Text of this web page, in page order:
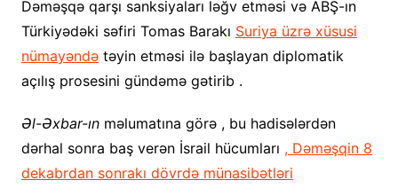
Dəməşqə qarşı sanksiyaları ləğv etməsi və ABŞ-ın
Türkiyədəki səfiri Tomas Barakı Suriya üzrə xüsusi
nümayəndətəyin etməsi ilə başlayan diplomatik
açılış prosesini gündəmə gətirib .
Əl-Əxbar-ınməlumatına görə , bu hadisələrdən
dərhal sonra baş verən İsrail hücumları , Dəməşqin 8
dekabrdan sonrakı dövrdə münasibətləri